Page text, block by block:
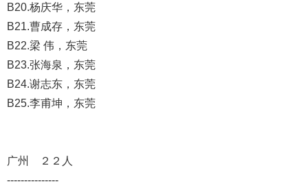
B20.杨庆华，东莞
B21.曹成存，东莞
B22.梁 伟，东莞
B23.张海泉，东莞
B24.谢志东，东莞
B25.李甫坤，东莞
广州 ２２人
---------------